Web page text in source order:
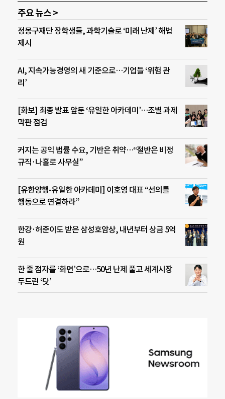
주요 뉴스 >
정몽구재단 장학생들, 과학기술로 ‘미래 난제’ 해법
제시
AI, 지속가능경영의 새 기준으로…기업들 ‘위험 관
리’
[화보] 최종 발표 앞둔 ‘유일한 아카데미’…조별 과제
막판 점검
커지는 공익 법률 수요, 기반은 취약…“절반은 비정
규직·나홀로 사무실”
[유한양행-유일한 아카데미] 이호영 대표 “선의를
행동으로 연결하라”
한강·허준이도 받은 삼성호암상, 내년부터 상금 5억
원
한 줄 점자를 ‘화면’으로…50년 난제 풀고 세계시장
두드린 ‘닷’